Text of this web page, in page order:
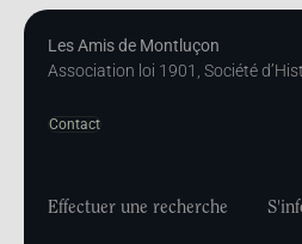
Les Amis de Montluçon
Association loi 1901, Société
Contact
Effectuer une recherche